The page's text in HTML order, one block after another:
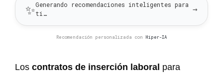
✨Generando recomendaciones inteligentes para
ti…
→
Recomendación personalizada con Hiper-IA
Los contratos de inserción laboral para